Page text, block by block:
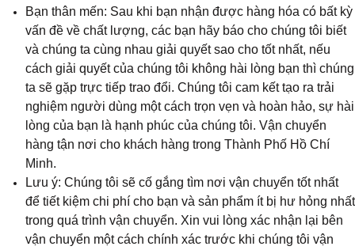
Bạn thân mến: Sau khi bạn nhận được hàng hóa có bất kỳ
vấn đề về chất lượng, các bạn hãy báo cho chúng tôi biết
và chúng ta cùng nhau giải quyết sao cho tốt nhất, nếu
cách giải quyết của chúng tôi không hài lòng bạn thì chúng
ta sẽ gặp trực tiếp trao đổi. Chúng tôi cam kết tạo ra trải
nghiệm người dùng một cách trọn vẹn và hoàn hảo, sự hài
lòng của bạn là hạnh phúc của chúng tôi. Vận chuyển
hàng tận nơi cho khách hàng trong Thành Phố Hồ Chí
Minh.
Lưu ý: Chúng tôi sẽ cố gắng tìm nơi vận chuyển tốt nhất
để tiết kiệm chi phí cho bạn và sản phẩm ít bị hư hỏng nhất
trong quá trình vận chuyển. Xin vui lòng xác nhận lại bên
vận chuyển một cách chính xác trước khi chúng tôi vận